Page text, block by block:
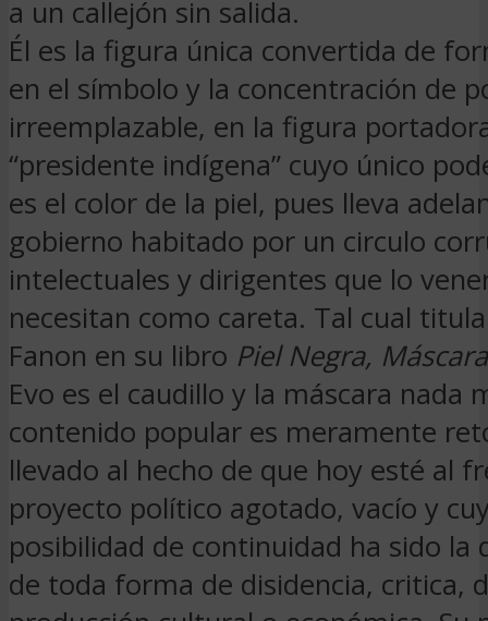
a un callejón sin salida.
Él es la figura única convertida de
en el símbolo y la concentración de
irreemplazable, en la figura
“presidente indígena” cuyo único
es el color de la piel, pues lleva
gobierno habitado por un circulo
intelectuales y dirigentes que lo
necesitan como careta. Tal cual
Fanon en su libro Piel Negra,
Evo es el caudillo y la máscara nada
contenido popular es meramente
llevado al hecho de que hoy esté al
proyecto político agotado, vacío y
posibilidad de continuidad ha sido la
de toda forma de disidencia, critica,